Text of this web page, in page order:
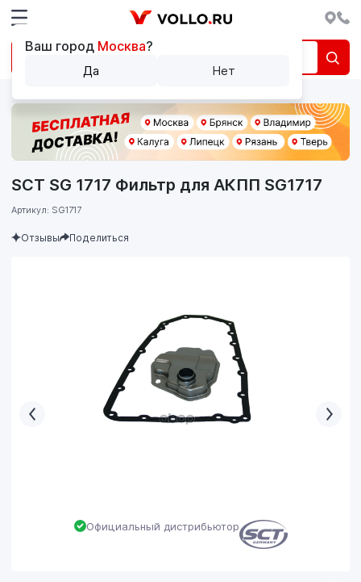
Официальный дистрибьютор
SCT SG 1717 Фильтр для АКПП SG1717
Артикул: SG1717
Отзывы Поделиться
Ваш город Москва?
Да Нет